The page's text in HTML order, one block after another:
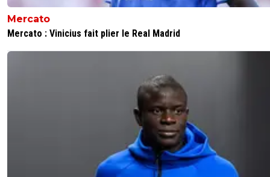
Mercato
Mercato : Vinicius fait plier le Real Madrid